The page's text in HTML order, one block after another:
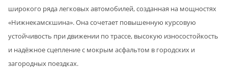
широкого ряда легковых автомобилей, созданная на мощностях
«Нижнекамскшина». Она сочетает повышенную курсовую
устойчивость при движении по трассе, высокую износостойкость
и надёжное сцепление с мокрым асфальтом в городских и
загородных поездках.